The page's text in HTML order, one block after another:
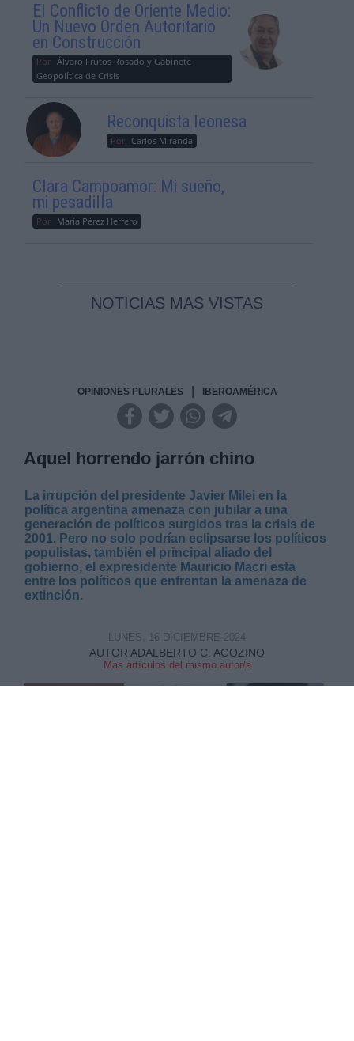
El Conflicto de Oriente Medio:
Un Nuevo Orden Autoritario
en Construcción
Por Álvaro Frutos Rosado y Gabinete
Geopolítica de Crisis
Reconquista leonesa
Por Carlos Miranda
Clara Campoamor: Mi sueño,
mi pesadilla
Por María Pérez Herrero
NOTICIAS MAS VISTAS
OPINIONES PLURALES IBEROAMÉRICA
Aquel horrendo jarrón chino
La irrupción del presidente Javier Milei en la
política argentina amenaza con jubilar a una
generación de políticos surgidos tras la crisis de
2001. Pero no solo podrían eclipsarse los políticos
populistas, también el principal aliado del
gobierno, el expresidente Mauricio Macri esta
entre los políticos que enfrentan la amenaza de
extinción.
AUTOR ADALBERTO C. AGOZINO
Mas artículos del mismo autor/a
LUNES, 16 DICIEMBRE 2024